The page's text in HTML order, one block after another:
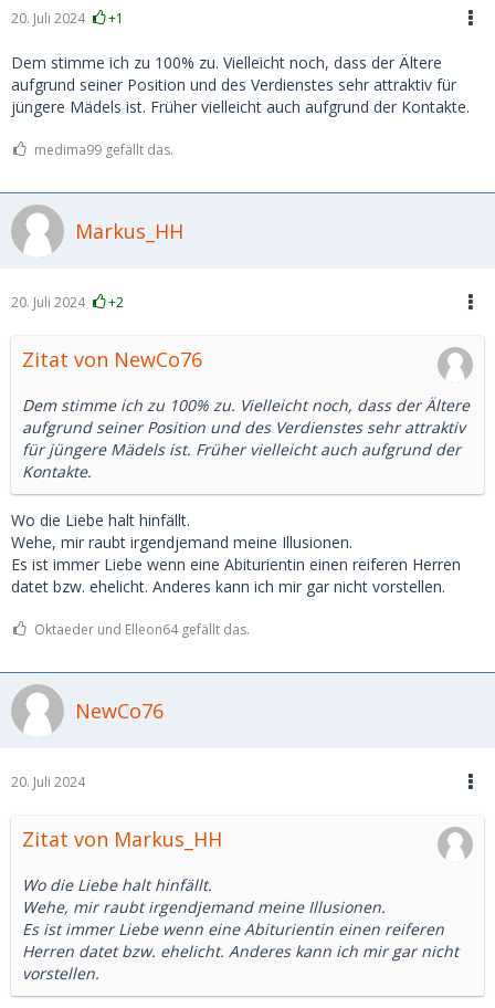
20. Juli 2024 +1
Dem stimme ich zu 100% zu. Vielleicht noch, dass der Ältere
aufgrund seiner Position und des Verdienstes sehr attraktiv für
jüngere Mädels ist. Früher vielleicht auch aufgrund der Kontakte.
medima99 gefällt das.
Markus_HH
20. Juli 2024 +2
Zitat von NewCo76
Dem stimme ich zu 100% zu. Vielleicht noch, dass der Ältere
aufgrund seiner Position und des Verdienstes sehr attraktiv
für jüngere Mädels ist. Früher vielleicht auch aufgrund der
Kontakte.
Wo die Liebe halt hinfällt.
Wehe, mir raubt irgendjemand meine Illusionen.
Es ist immer Liebe wenn eine Abiturientin einen reiferen Herren
datet bzw. ehelicht. Anderes kann ich mir gar nicht vorstellen.
Oktaeder und Elleon64 gefällt das.
NewCo76
20. Juli 2024
Zitat von Markus_HH
Wo die Liebe halt hinfällt.
Wehe, mir raubt irgendjemand meine Illusionen.
Es ist immer Liebe wenn eine Abiturientin einen reiferen
Herren datet bzw. ehelicht. Anderes kann ich mir gar nicht
vorstellen.